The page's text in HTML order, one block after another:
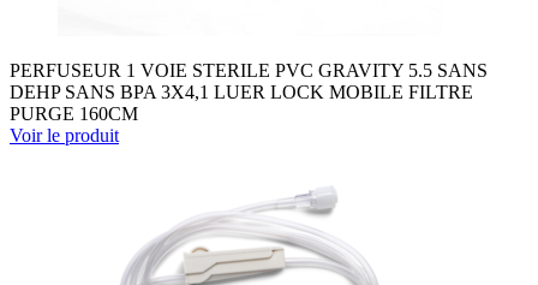
PERFUSEUR 1 VOIE STERILE PVC GRAVITY 5.5 SANS
DEHP SANS BPA 3X4,1 LUER LOCK MOBILE FILTRE
PURGE 160CM
Voir le produit